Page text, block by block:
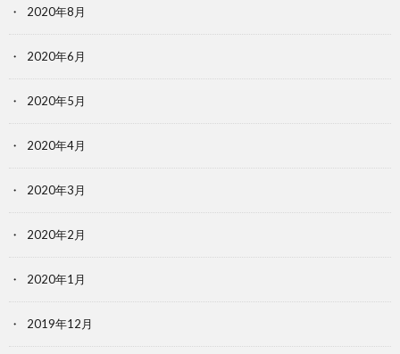
2020年8月
2020年6月
2020年5月
2020年4月
2020年3月
2020年2月
2020年1月
2019年12月